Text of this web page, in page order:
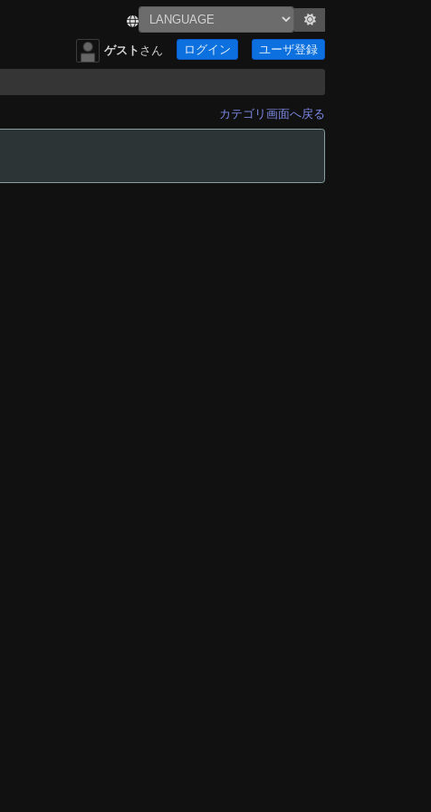
ゲスト さん ログイン ユーザ登録
カテゴリ画面へ戻る